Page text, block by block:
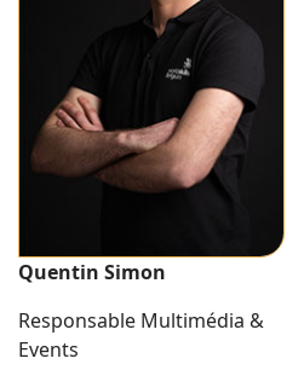
Quentin Simon
Responsable Multimédia &
Events